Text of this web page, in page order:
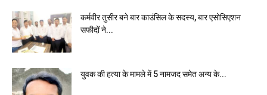
कर्मवीर तुसीर बने बार काउंसिल के सदस्य, बार एसोसिएशन
सफीदों ने...
युवक की हत्या के मामले में 5 नामजद समेत अन्य के...